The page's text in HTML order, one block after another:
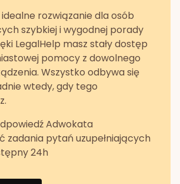
rozwiązanie dla osób
szybkiej i wygodnej porady
LegalHelp masz stały dostęp
pomocy z dowolnego
Wszystko odbywa się
wtedy, gdy tego
Adwokata
zadania pytań uzupełniających
24h